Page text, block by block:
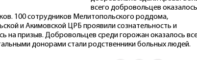
всего добровольцев оказалось
100 сотрудников Мелитопольского роддома,
и Акимовской ЦРБ проявили сознательность и
на призыв. Добровольцев среди горожан оказалось
донорами стали родственники больных людей.